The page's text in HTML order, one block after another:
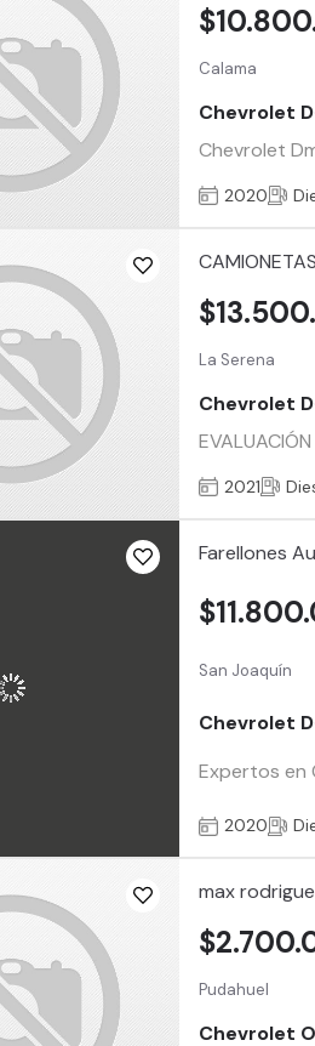
Calama
Chevrolet
Chevrolet
2020
La Serena
Chevrolet
2021
Farellones
San Joaquín
Chevrolet
Expertos en
2020
max
Pudahuel
Chevrolet